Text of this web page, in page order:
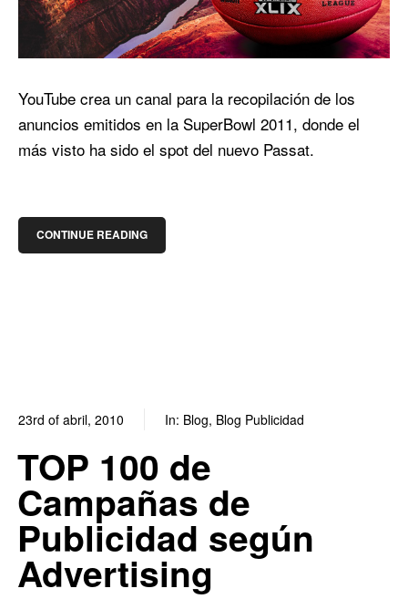
YouTube crea un canal para la recopilación de los
anuncios emitidos en la SuperBowl 2011, donde el
más visto ha sido el spot del nuevo Passat.
CONTINUE READING
23rd of abril, 2010 In: Blog, Blog Publicidad
TOP 100 de
Campañas de
Publicidad según
Advertising